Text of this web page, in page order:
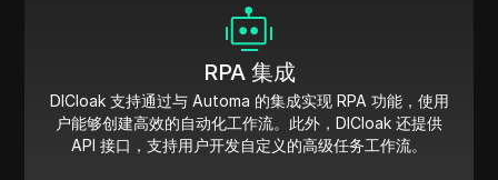
RPA 集成
DICloak 支持通过与 Automa 的集成实现 RPA 功能，使用
户能够创建高效的自动化工作流。此外，DICloak 还提供
API 接口，支持用户开发自定义的高级任务工作流。